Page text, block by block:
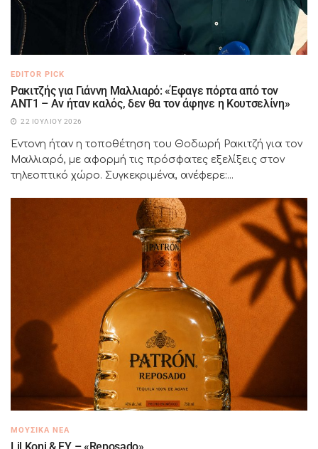
EDITOR PICK
Ρακιτζής για Γιάννη Μαλλιαρό: «Έφαγε πόρτα από τον
ΑΝΤ1 – Αν ήταν καλός, δεν θα τον άφηνε η Κουτσελίνη»
22 ΙΟΥΛΊΟΥ 2026
Έντονη ήταν η τοποθέτηση του Θοδωρή Ρακιτζή για τον
Μαλλιαρό, με αφορμή τις πρόσφατες εξελίξεις στον
τηλεοπτικό χώρο. Συγκεκριμένα, ανέφερε:...
ΜΟΥΣΙΚΆ ΝΈΑ
Lil Koni & FY – «Reposado»